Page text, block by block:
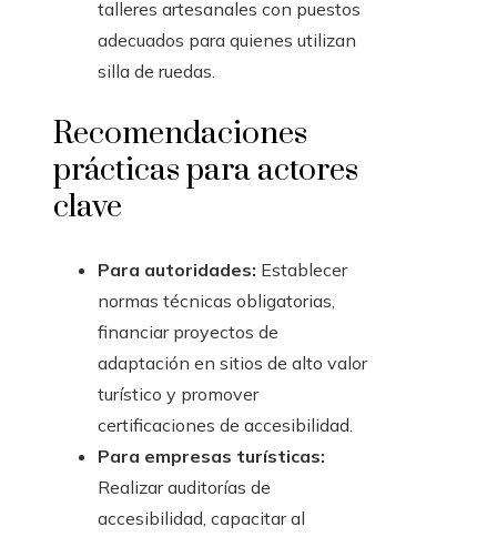
talleres artesanales con puestos
adecuados para quienes utilizan
silla de ruedas.
Recomendaciones
prácticas para actores
clave
Para autoridades: Establecer
normas técnicas obligatorias,
financiar proyectos de
adaptación en sitios de alto valor
turístico y promover
certificaciones de accesibilidad.
Para empresas turísticas:
Realizar auditorías de
accesibilidad, capacitar al